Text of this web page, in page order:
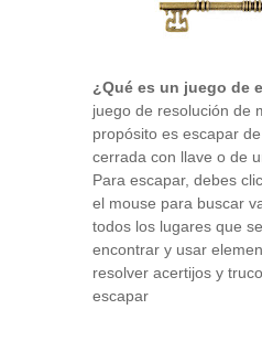
¿Qué es un juego de
juego de resolución de
propósito es escapar
cerrada con llave o de
Para escapar, debes
el mouse para buscar
todos los lugares que
encontrar y usar
resolver acertijos y
escapar